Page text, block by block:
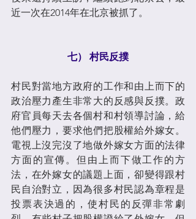
近一次在2014年在北京被抓了。
七） 村民反撲
村民對當地方政府的工作和由上而下的
政治壓力產生非常大的反感與反撲。政
府官員每天去各個村和村領導討論，給
他們壓力，要求他們把股權給外嫁女。
電視上沒完沒了地做外嫁女方面的法律
方面的宣傳。但由上而下做工作的方
法，在外嫁女的議題上面，卻變得跟村
民自治對立，因為很多村民認為章程是
投票表決過的，使村民的反彈非常劇